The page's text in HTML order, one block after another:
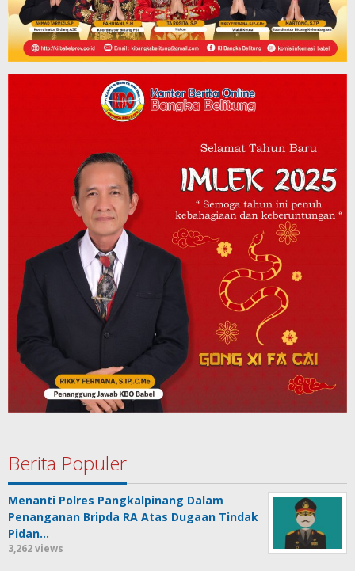
Berita Populer
Menanti Polres Pangkalpinang Dalam
Penanganan Bripda RA Atas Dugaan Tindak
Pidan…
3,262 views